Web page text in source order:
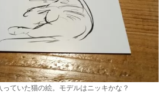
ていた猫の絵。モデルはニッキかな？